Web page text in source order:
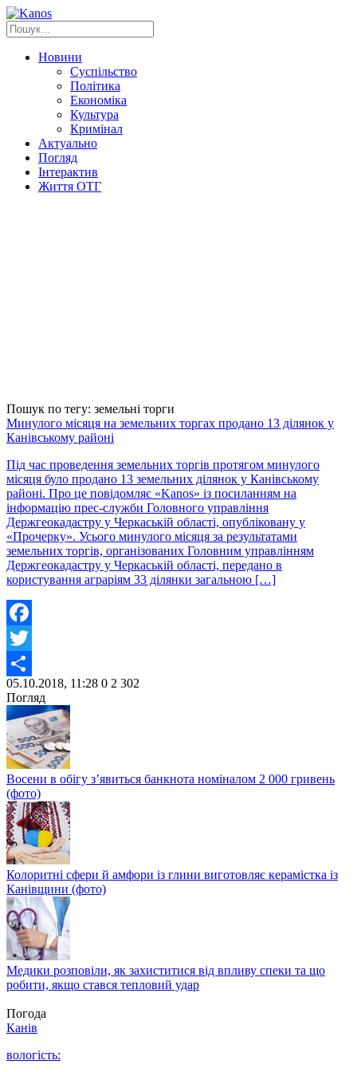
Новини
Суспільство
Політика
Економіка
Культура
Кримінал
Актуально
Погляд
Інтерактив
Життя ОТГ
Пошук по тегу: земельні торги
Минулого місяця на земельних торгах продано 13 ділянок у
Канівському районі
Під час проведення земельних торгів протягом минулого
місяця було продано 13 земельних ділянок у Канівському
районі. Про це повідомляє «Kanos» із посиланням на
інформацію прес-служби Головного управління
Держгеокадастру у Черкаській області, опубліковану у
«Прочерку». Усього минулого місяця за результатами
земельних торгів, організованих Головним управлінням
Держгеокадастру у Черкаській області, передано в
користування аграріям 33 ділянки загальною […]
Facebook
Twitter
Share
05.10.2018, 11:28 0 2 302
Погляд
Восени в обігу з’явиться банкнота номіналом 2 000 гривень
(фото)
Колоритні сфери й амфори із глини виготовляє керамістка із
Канівщини (фото)
Медики розповіли, як захиститися від впливу спеки та що
робити, якщо стався тепловий удар
Погода
Канів
вологість: